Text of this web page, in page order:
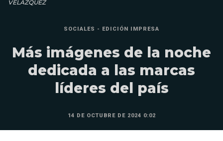
VELÁZQUEZ
SOCIALES - EDICIÓN IMPRESA
Más imágenes de la noche
dedicada a las marcas
líderes del país
14 DE OCTUBRE DE 2024 0:02